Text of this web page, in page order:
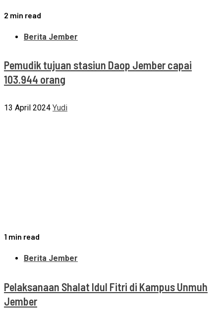
2 min read
Berita Jember
Pemudik tujuan stasiun Daop Jember capai
103.944 orang
13 April 2024 Yudi
1 min read
Berita Jember
Pelaksanaan Shalat Idul Fitri di Kampus Unmuh
Jember